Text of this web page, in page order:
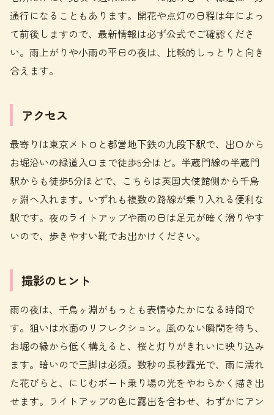
通行になることもあります。開花や点灯の日程は年によっ
て前後しますので、最新情報は必ず公式でご確認くださ
い。雨上がりや小雨の平日の夜は、比較的しっとりと向き
合えます。
アクセス
最寄りは東京メトロと都営地下鉄の九段下駅で、出口から
お堀沿いの緑道入口まで徒歩5分ほど。半蔵門線の半蔵門
駅からも徒歩5分ほどで、こちらは英国大使館側から千鳥
ヶ淵へ入れます。いずれも複数の路線が乗り入れる便利な
駅です。夜のライトアップや雨の日は足元が暗く滑りやす
いので、歩きやすい靴でお出かけください。
撮影のヒント
雨の夜は、千鳥ヶ淵がもっとも表情ゆたかになる時間で
す。狙いは水面のリフレクション。風のない瞬間を待ち、
お堀の縁から低く構えると、桜と灯りがきれいに映り込み
ます。暗いので三脚は必須。数秒の長秒露光で、雨に濡れ
た花びらと、にじむボート乗り場の光をやわらかく描き出
せます。ライトアップの色に露出を合わせ、わずかにアン